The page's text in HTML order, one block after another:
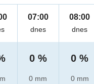
07:00
dnes
0 %
0 mm
08:00
dnes
0 %
0 mm